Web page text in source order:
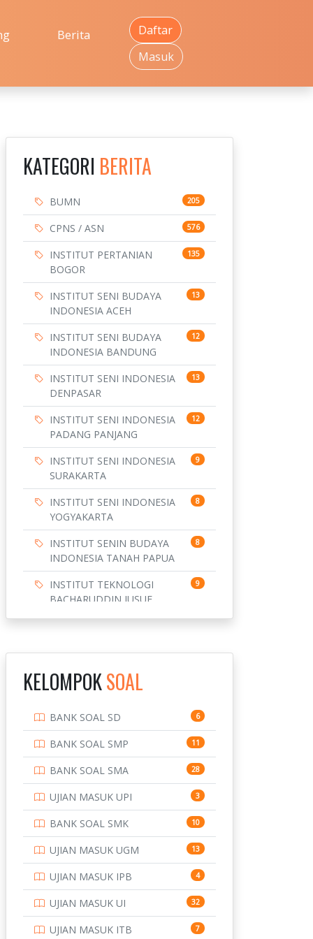
Berita
Daftar
Masuk
KATEGORI BERITA
BUMN 205
CPNS / ASN 576
INSTITUT PERTANIAN
BOGOR
135
INSTITUT SENI BUDAYA
INDONESIA ACEH
13
INSTITUT SENI BUDAYA
INDONESIA BANDUNG
12
INSTITUT SENI INDONESIA
DENPASAR
13
INSTITUT SENI INDONESIA
PADANG PANJANG
12
INSTITUT SENI INDONESIA
SURAKARTA
9
INSTITUT SENI INDONESIA
YOGYAKARTA
8
INSTITUT SENIN BUDAYA
INDONESIA TANAH PAPUA
8
INSTITUT TEKNOLOGI
BACHARUDDIN JUSUF
9
BANDUNG
INSTITUT TEKNOLOGI
INSTITUT TEKNOLOGI
SEPULUH NOVEMBER
10
INSTITUT TEKNOLOGI
SUMATERA
9
IPDN / STPDN 148
PENDIDIKAN 943
PERBANKAN 3
POLRI 169
POLTEK SSN 7
4
KELOMPOKSOAL
BANK SOAL SD 6
BANK SOAL SMP 11
BANK SOAL SMA 28
UJIAN MASUK UPI 3
BANK SOAL SMK 10
UJIAN MASUK UGM 13
UJIAN MASUK IPB 4
UJIAN MASUK UI 32
UJIAN MASUK ITB 7